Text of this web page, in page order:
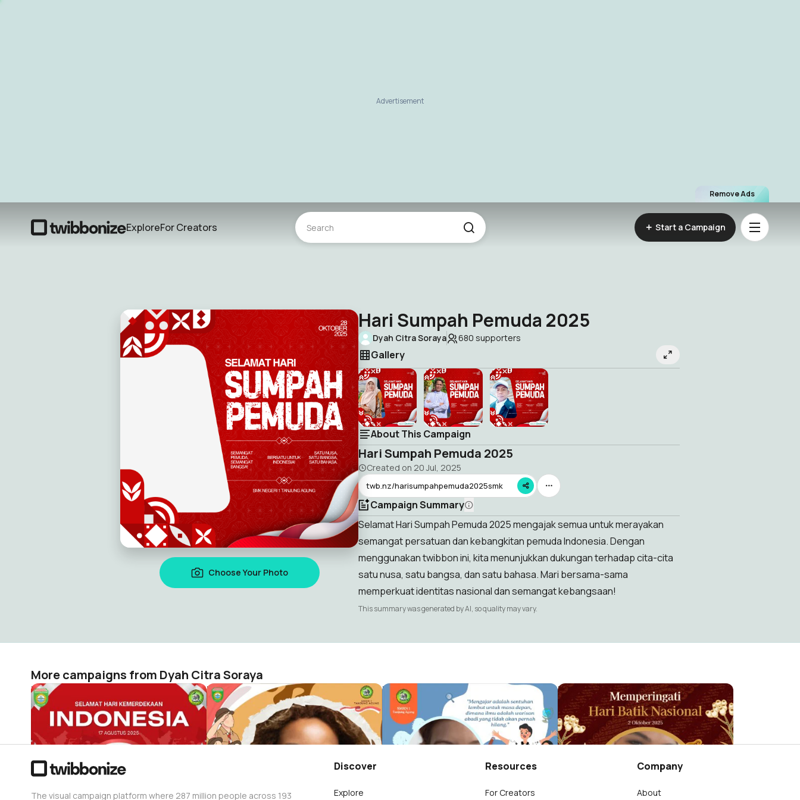
Remove Ads
Advertisement
ExploreFor Creators Start a Campaign
Choose Your Photo
Hari Sumpah Pemuda 2025
Dyah Citra Soraya 680 supporters
Gallery
About This Campaign
Hari Sumpah Pemuda 2025
Created on 20 Jul, 2025
twb.nz/harisumpahpemuda2025smk
Campaign Summary
Selamat Hari Sumpah Pemuda 2025 mengajak semua untuk merayakan
semangat persatuan dan kebangkitan pemuda Indonesia. Dengan
menggunakan twibbon ini, kita menunjukkan dukungan terhadap cita-cita
satu nusa, satu bangsa, dan satu bahasa. Mari bersama-sama
memperkuat identitas nasional dan semangat kebangsaan!
This summary was generated by AI, so quality may vary.
More campaigns from Dyah Citra Soraya
Hari Kemerdekaan Indonesia
Dyah Citra Soraya
7
Hari Pramuka 2025
Dyah Citra Soraya
17
Hari Guru 2025
Dyah Citra Soraya
18
Hari Batik Nasional 2025
Dyah Citra Soraya
178
The visual campaign platform where 287 million people across 193
Discover
Explore
Resources
For Creators
Company
About